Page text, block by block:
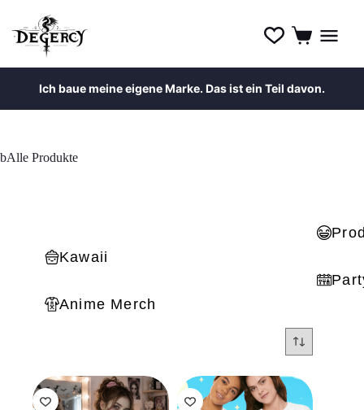
Ich baue meine eigene Marke. Das ist ein Teil davon.
bAlle Produkte
Kawaii
Anime Merch